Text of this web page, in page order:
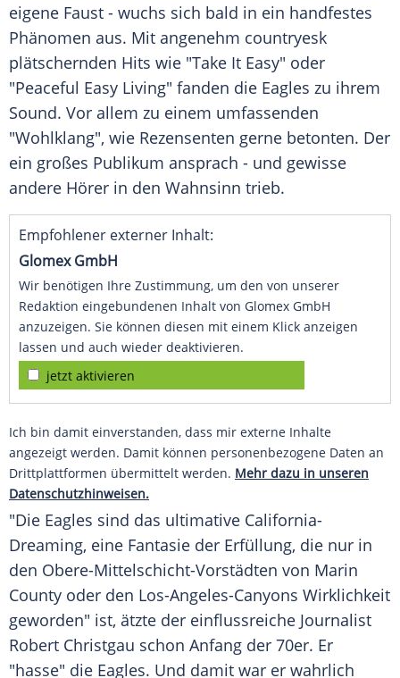
eigene Faust - wuchs sich bald in ein handfestes
Phänomen aus. Mit angenehm countryesk
plätschernden Hits wie "Take It Easy" oder
"Peaceful Easy Living" fanden die Eagles zu ihrem
Sound. Vor allem zu einem umfassenden
"Wohlklang", wie Rezensenten gerne betonten. Der
ein großes Publikum ansprach - und gewisse
andere Hörer in den Wahnsinn trieb.
Empfohlener externer Inhalt:
Glomex GmbH
Wir benötigen Ihre Zustimmung, um den von unserer
Redaktion eingebundenen Inhalt von Glomex GmbH
anzuzeigen. Sie können diesen mit einem Klick anzeigen
lassen und auch wieder deaktivieren.
jetzt aktivieren
Ich bin damit einverstanden, dass mir externe Inhalte
angezeigt werden. Damit können personenbezogene Daten an
Drittplattformen übermittelt werden. Mehr dazu in unseren
Datenschutzhinweisen.
"Die Eagles sind das ultimative California-
Dreaming, eine Fantasie der Erfüllung, die nur in
den Obere-Mittelschicht-Vorstädten von Marin
County oder den Los-Angeles-Canyons Wirklichkeit
geworden" ist, ätzte der einflussreiche Journalist
Robert Christgau schon Anfang der 70er. Er
"hasse" die Eagles. Und damit war er wahrlich